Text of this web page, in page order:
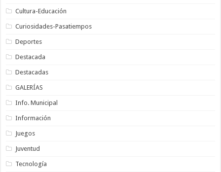
Cultura-Educación
Curiosidades-Pasatiempos
Deportes
Destacada
Destacadas
GALERÍAS
Info. Municipal
Información
Juegos
Juventud
Tecnología